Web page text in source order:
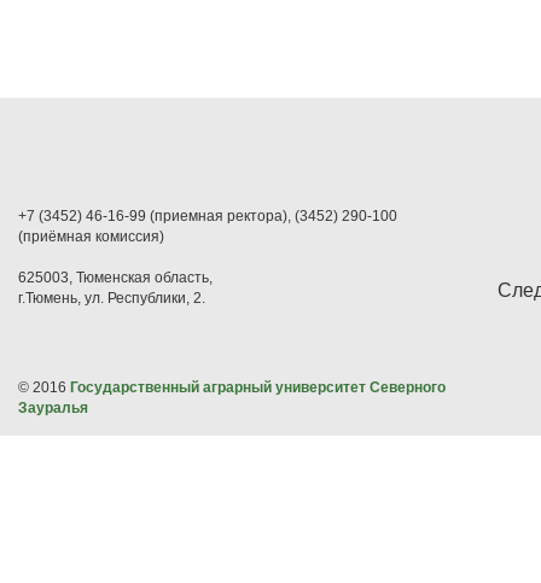
+7 (3452) 46-16-99 (приемная ректора), (3452) 290-100
(приёмная комиссия)
625003, Тюменская область,
г.Тюмень, ул. Республики, 2.
© 2016 Государственный аграрный университет Северного
Зауралья